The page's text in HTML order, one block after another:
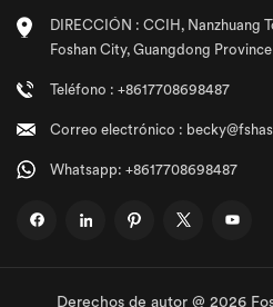
DIRECCIÓN : CCIH, Nanzhuang
Foshan City, Guangdong Province
Teléfono : +8617708698487
Correo electrónico :
Whatsapp: +8617708698487
Derechos de autor @ 2026